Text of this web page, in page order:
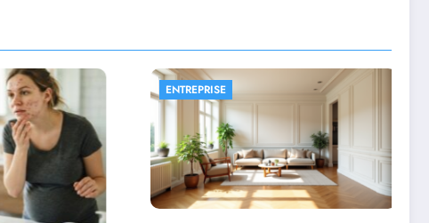
ENTREPRISE